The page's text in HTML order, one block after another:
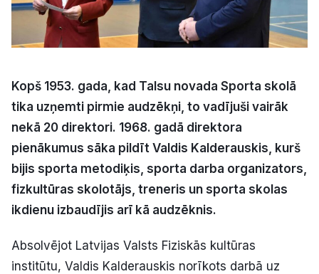
Vieta
Sludinājumi
Pasākumi
Reklāma
Politiskā reklāma
Kopš 1953. gada, kad Talsu novada Sporta skolā
tika uzņemti pirmie audzēkņi, to vadījuši vairāk
nekā 20 direktori. 1968. gadā direktora
pienākumus sāka pildīt Valdis Kalderauskis, kurš
bijis sporta metodiķis, sporta darba organizators,
fizkultūras skolotājs, treneris un sporta skolas
ikdienu izbaudījis arī kā audzēknis.
Absolvējot Latvijas Valsts Fiziskās kultūras
institūtu, Valdis Kalderauskis norīkots darbā uz